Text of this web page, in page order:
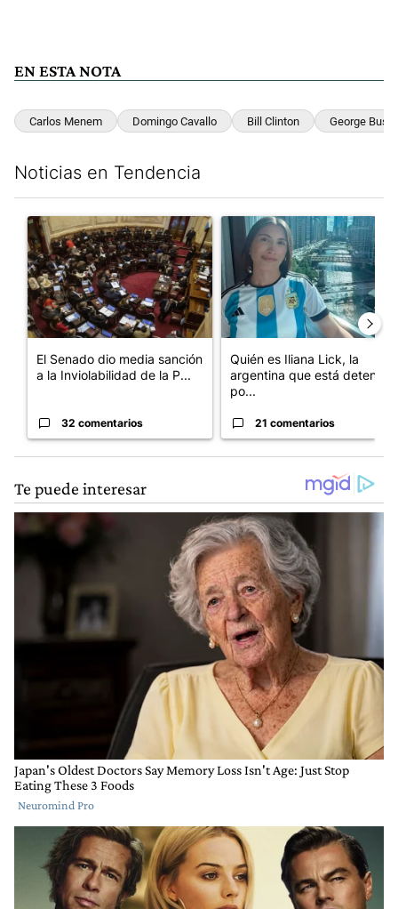
EN ESTA NOTA
Carlos Menem Domingo Cavallo Bill Clinton George Bush
Noticias en Tendencia
Un artículo de tendencia con el título "El Senado dio media
El Senado dio media sanción
a la Inviolabilidad de la P...
32 comentarios
Un artículo de tendencia con
Quién es Iliana Lick, la
argentina que está detenida
po...
21 comentarios